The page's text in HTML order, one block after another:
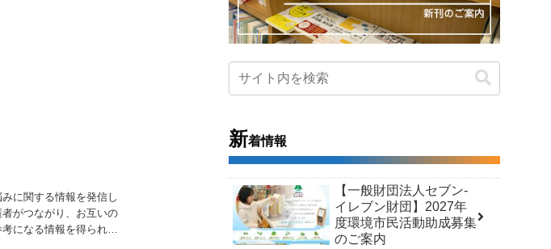
に関する情報を発信し
がつながり、お互いの
になる情報を得られる
新着情報
【一般財団法人セブン-
イレブン財団】2027年
度環境市民活動助成募集
のご案内